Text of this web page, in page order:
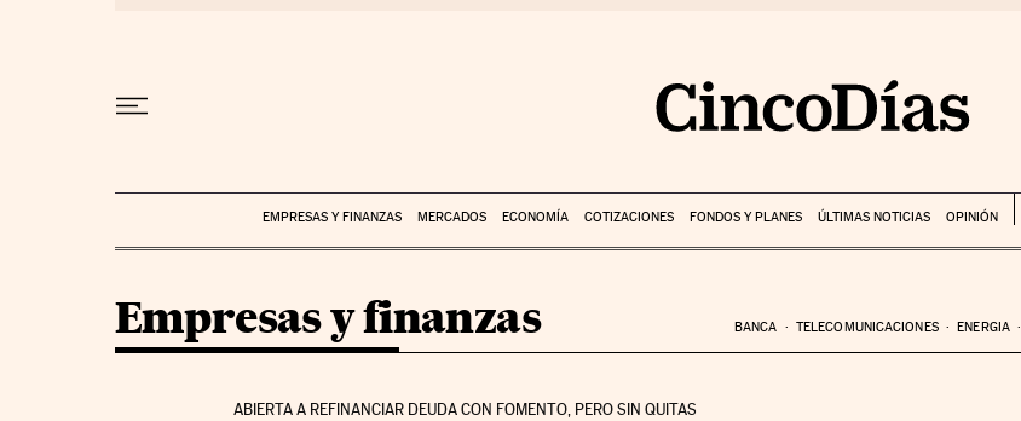
EMPRESAS Y FINANZAS MERCADOS ECONOMÍA COTIZACIONES FONDOS Y PLANES ÚLTIMAS NOTICIAS OPINIÓN
Empresas y finanzas BANCA TELECOMUNICACIONES ENERGIA
ABIERTA A REFINANCIAR DEUDA CON FOMENTO, PERO SIN QUITAS